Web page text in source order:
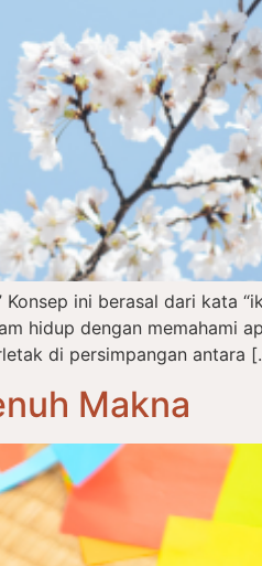
ini berasal dari kata
hidup dengan memahami
di persimpangan antara
Makna